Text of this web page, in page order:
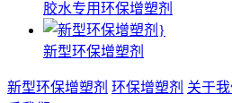
胶水专用环保增塑剂
新型环保增塑剂
新型环保增塑剂 环保增塑剂 关于我